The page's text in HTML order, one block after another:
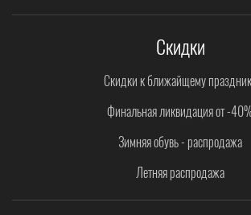
Скидки
Скидки к ближайщему
Финальная ликвидация от -
Зимняя обувь - распродажа
Летняя распродажа